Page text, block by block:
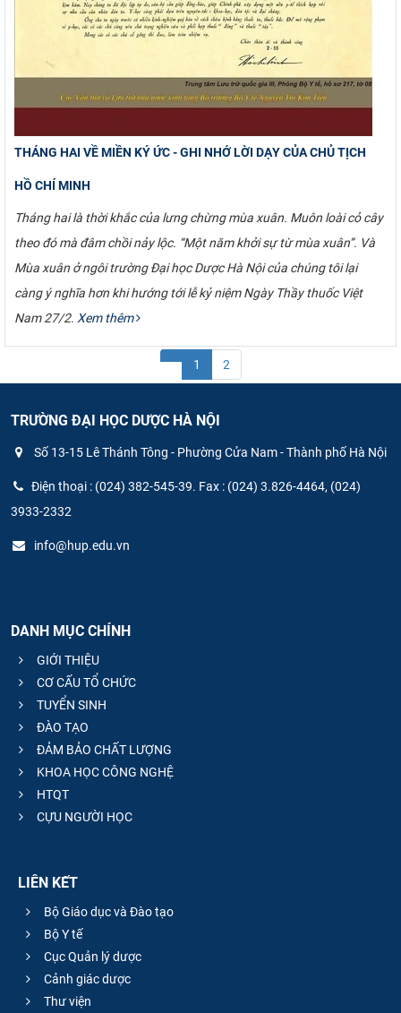
THÁNG HAI VỀ MIỀN KÝ ỨC - GHI NHỚ LỜI DẠY CỦA CHỦ TỊCH
HỒ CHÍ MINH
Tháng hai là thời khắc của lưng chừng mùa xuân. Muôn loài cỏ cây
theo đó mà đâm chồi nảy lộc. “Một năm khởi sự từ mùa xuân”. Và
Mùa xuân ở ngôi trường Đại học Dược Hà Nội của chúng tôi lại
càng ý nghĩa hơn khi hướng tới lễ kỷ niệm Ngày Thầy thuốc Việt
Nam 27/2. Xem thêm
1 2
TRƯỜNG ĐẠI HỌC DƯỢC HÀ NỘI
Số 13-15 Lê Thánh Tông - Phường Cửa Nam - Thành phố Hà Nội
Điện thoại : (024) 382-545-39. Fax : (024) 3.826-4464, (024)
3933-2332
info@hup.edu.vn
DANH MỤC CHÍNH
GIỚI THIỆU
CƠ CẤU TỔ CHỨC
TUYỂN SINH
ĐÀO TẠO
ĐẢM BẢO CHẤT LƯỢNG
KHOA HỌC CÔNG NGHỆ
HTQT
CỰU NGƯỜI HỌC
LIÊN KẾT
Bộ Giáo dục và Đào tạo
Bộ Y tế
Cục Quản lý dược
Cảnh giác dược
Thư viện